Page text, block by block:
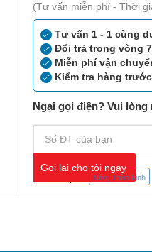
(Tư vấn miễn phí - Thời
Tư vấn 1 - 1 cùng
Đổi trả trong vòng
Miễn phí vận
Kiểm tra hàng
Ngại gọi điện? Vui lòng
Gọi lại cho tôi ngay
Não, Thần kinh